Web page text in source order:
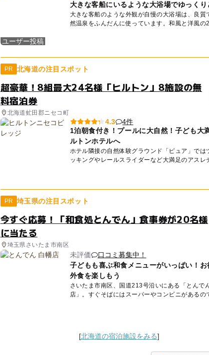
ユーザー投稿
大きな客船にいるような大浴場でゆっくり
大きな客船のような外観が自慢の大浴場は、良質
然温泉をふんだんに使っています。和風と洋風の
PR 北海道の注目スポット
超豪華！8組最大24名様「ヒルトン」8施設の無
料宿泊券
北海道虻田郡ニセコ町
4.3
4件
1泊朝食付き！プールに大自然！子ども大
ルトンホテルへ
ホテル隣接の自然体験グラウンド「ピュア」では
ッキングやレールスライダーなど大満足のアスレ
PR 埼玉県の注目スポット
今すぐ応募！「和食処とんでん」食事券が20名様
に当たる
埼玉県さいたま市南区
未評価
口コミ募集中！
子どもも喜ぶ和食メニューがいっぱい！お
外食を楽しもう
さいたま市南区、国道213号沿いにある「とんで
店」。すぐそばにはスーパーやコンビニがあるの
[北海道の宿泊施設をみる]